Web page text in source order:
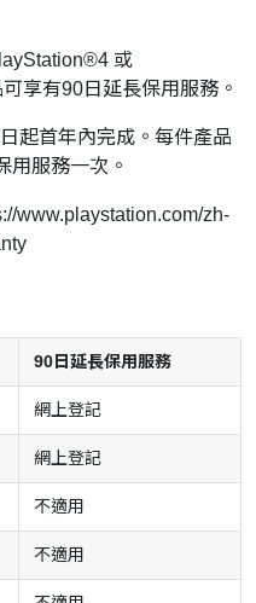
或
享有90日延長保用服務。
起首年內完成。每件產品
用服務一次。
www.playstation.com/zh-
90日延長保用服務
網上登記
網上登記
不適用
不適用